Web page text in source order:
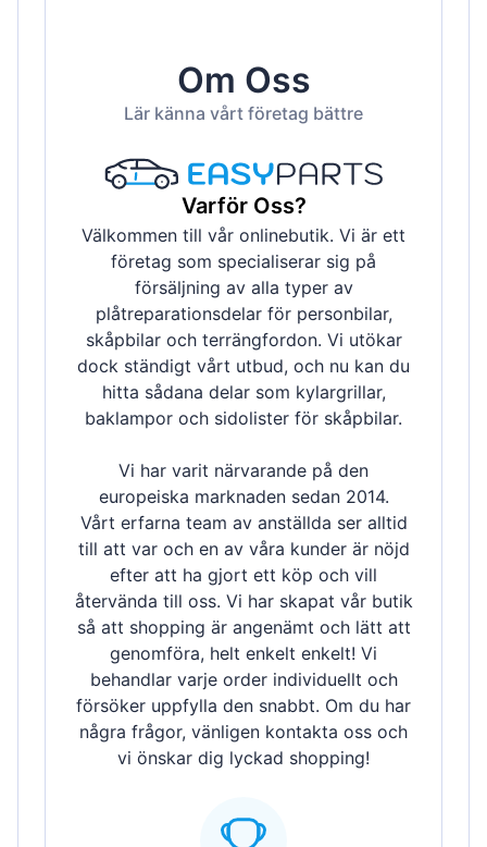
Hrvatski
Português
Latvian
Slovenčina
Om Oss
Lär känna vårt företag bättre
Varför Oss?
Välkommen till vår onlinebutik. Vi är ett
företag som specialiserar sig på
försäljning av alla typer av
plåtreparationsdelar för personbilar,
skåpbilar och terrängfordon. Vi utökar
dock ständigt vårt utbud, och nu kan du
hitta sådana delar som kylargrillar,
baklampor och sidolister för skåpbilar.
Vi har varit närvarande på den
europeiska marknaden sedan 2014.
Vårt erfarna team av anställda ser alltid
till att var och en av våra kunder är nöjd
efter att ha gjort ett köp och vill
återvända till oss. Vi har skapat vår butik
så att shopping är angenämt och lätt att
genomföra, helt enkelt enkelt! Vi
behandlar varje order individuellt och
försöker uppfylla den snabbt. Om du har
några frågor, vänligen kontakta oss och
vi önskar dig lyckad shopping!